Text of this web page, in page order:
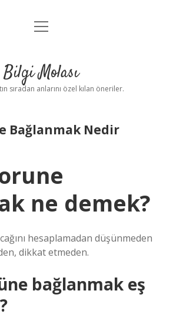
Anasayfa
Yasal Uyarı
menüyü
Bilgi Molası
sıradan anlarını özel kılan öneriler.
Bağlanmak Nedir
ne demek?
hesaplamadan düşünmeden
dikkat etmeden.
bağlanmak eş